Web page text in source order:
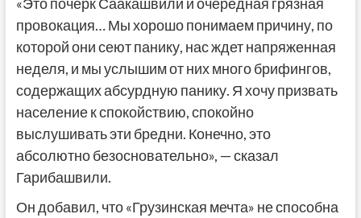
провокация… Мы хорошо понимаем причину, по
которой они сеют панику, нас ждет напряженная
неделя, и мы услышим от них много брифингов,
содержащих абсурдную панику. Я хочу призвать
население к спокойствию, спокойно
выслушивать эти бредни. Конечно, это
абсолютно безосновательно», — сказал
Гарибашвили.
Он добавил, что «Грузинская мечта» не способна